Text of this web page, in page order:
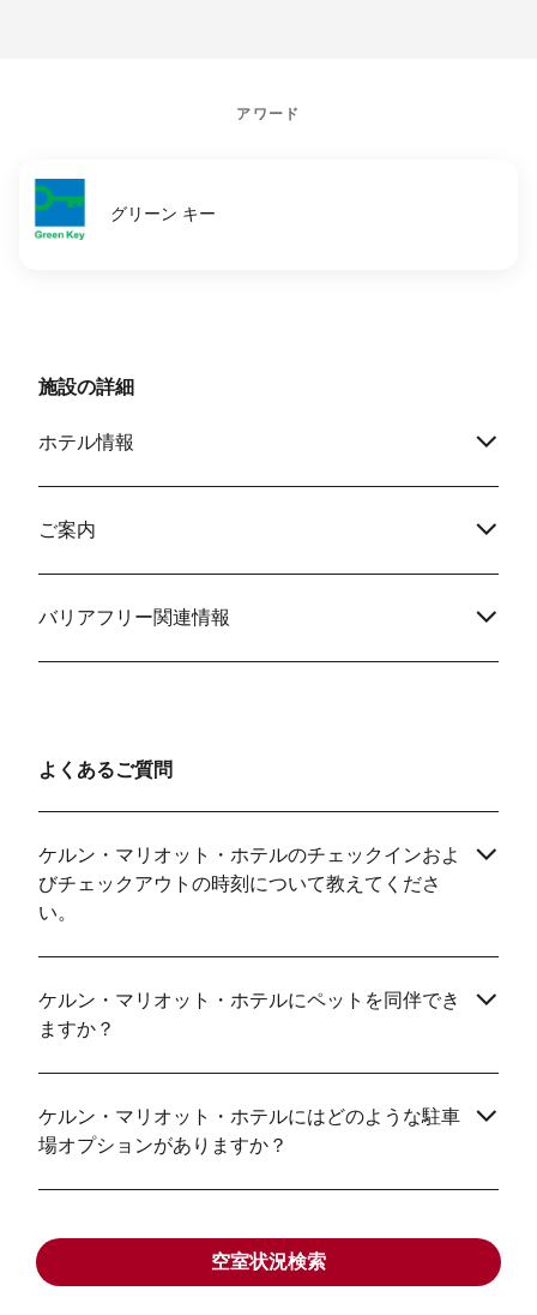
空室状況検索
アワード
グリーン キー
施設の詳細
ホテル情報
ご案内
バリアフリー関連情報
よくあるご質問
ケルン・マリオット・ホテルのチェックインおよ
びチェックアウトの時刻について教えてくださ
い。
ケルン・マリオット・ホテルにペットを同伴でき
ますか？
ケルン・マリオット・ホテルにはどのような駐車
場オプションがありますか？
ル/リゾートアメニティがありますか？